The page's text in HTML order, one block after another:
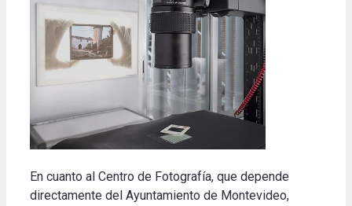
En cuanto al Centro de Fotografía, que depende
directamente del Ayuntamiento de Montevideo,